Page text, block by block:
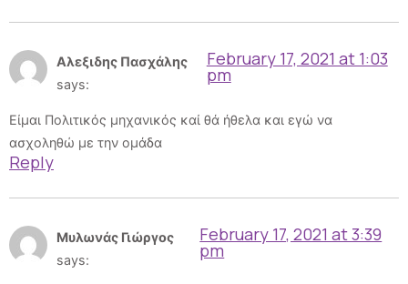
Αλεξιδης Πασχάλης
says:
February 17, 2021 at 1:03
pm
Είμαι Πολιτικός μηχανικός καί θά ήθελα και εγώ να
ασχοληθώ με την ομάδα
Reply
Mυλωνάς Γιώργος
says:
February 17, 2021 at 3:39
pm